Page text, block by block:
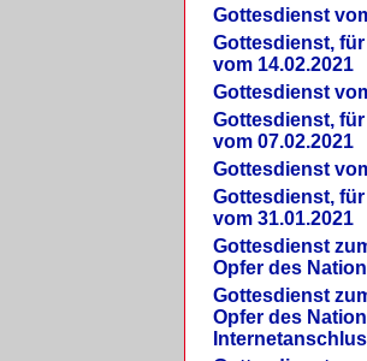
Gottesdienst
Gottesdienst,
vom 14.02.2021
Gottesdienst
Gottesdienst,
vom 07.02.2021
Gottesdienst
Gottesdienst,
vom 31.01.2021
Gottesdienst
Opfer des
Gottesdienst
Opfer des